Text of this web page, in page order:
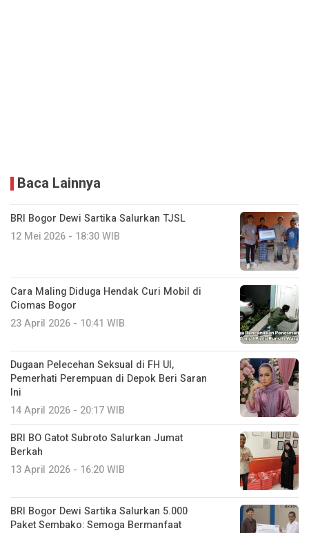
Baca Lainnya
BRI Bogor Dewi Sartika Salurkan TJSL
12 Mei 2026 - 18:30 WIB
Cara Maling Diduga Hendak Curi Mobil di
Ciomas Bogor
23 April 2026 - 10:41 WIB
Dugaan Pelecehan Seksual di FH UI,
Pemerhati Perempuan di Depok Beri Saran
Ini
14 April 2026 - 20:17 WIB
BRI BO Gatot Subroto Salurkan Jumat
Berkah
13 April 2026 - 16:20 WIB
BRI Bogor Dewi Sartika Salurkan 5.000
Paket Sembako: Semoga Bermanfaat